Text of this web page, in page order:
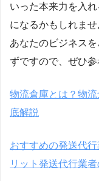
いった本来力を入
になるかもしれませ
あなたのビジネス
ずですので、ぜひ参
物流倉庫とは？物
底解説
おすすめの発送代
リット発送代行業